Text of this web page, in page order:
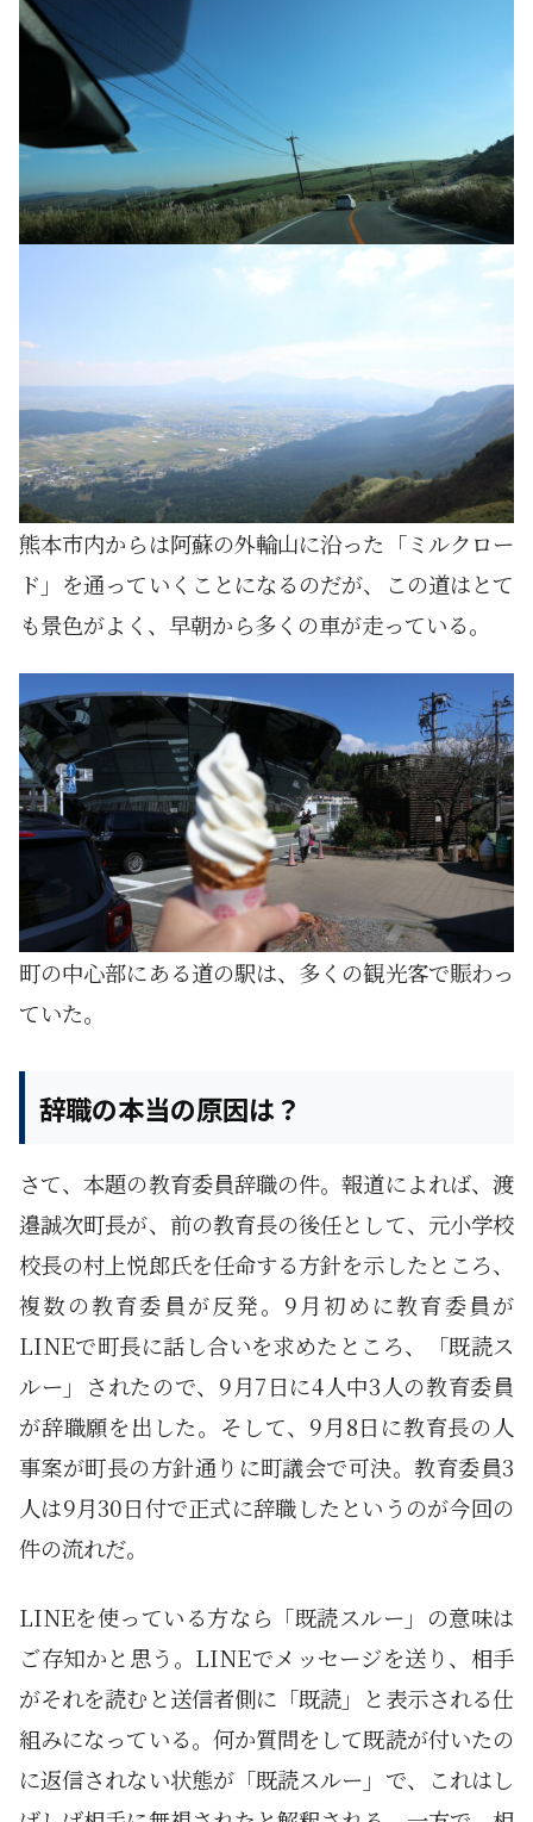
熊本市内からは阿蘇の外輪山に沿った「ミルクロー
ド」を通っていくことになるのだが、この道はとて
も景色がよく、早朝から多くの車が走っている。
町の中心部にある道の駅は、多くの観光客で賑わっ
ていた。
辞職の本当の原因は？
さて、本題の教育委員辞職の件。報道によれば、渡
邉誠次町長が、前の教育長の後任として、元小学校
校長の村上悦郎氏を任命する方針を示したところ、
複数の教育委員が反発。9月初めに教育委員が
LINEで町長に話し合いを求めたところ、「既読ス
ルー」されたので、9月7日に4人中3人の教育委員
が辞職願を出した。そして、9月8日に教育長の人
事案が町長の方針通りに町議会で可決。教育委員3
人は9月30日付で正式に辞職したというのが今回の
件の流れだ。
LINEを使っている方なら「既読スルー」の意味は
ご存知かと思う。LINEでメッセージを送り、相手
がそれを読むと送信者側に「既読」と表示される仕
組みになっている。何か質問をして既読が付いたの
に返信されない状態が「既読スルー」で、これはし